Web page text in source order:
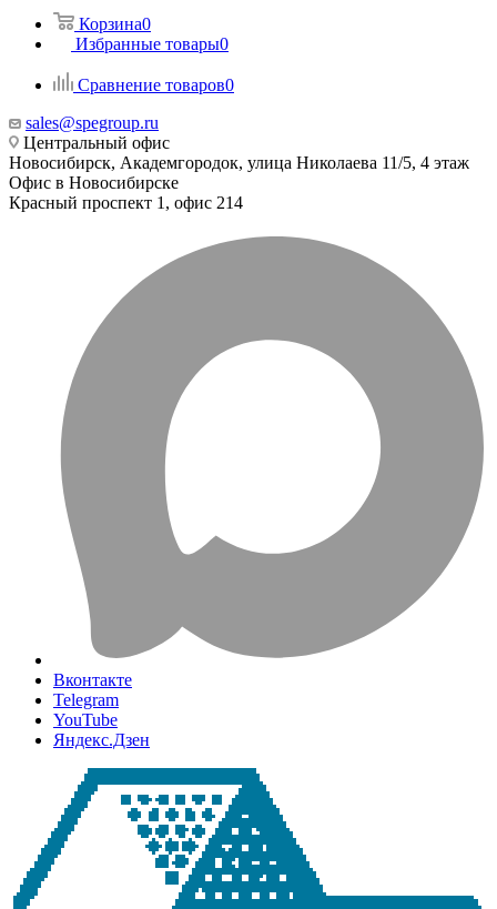
Корзина0
Избранные товары0
Сравнение товаров0
sales@spegroup.ru
Центральный офис
Новосибирск, Академгородок, улица Николаева 11/5, 4 этаж
Офис в Новосибирске
Красный проспект 1, офис 214
Вконтакте
Telegram
YouTube
Яндекс.Дзен